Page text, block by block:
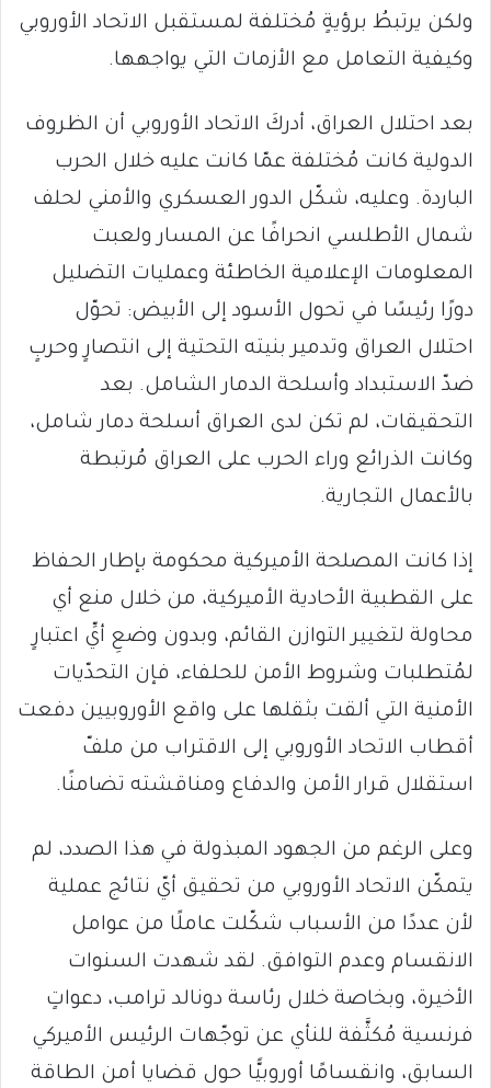
ولكن يرتبطُ برؤيةٍ مُختلفة لمستقبل الاتحاد الأوروبي
وكيفية التعامل مع الأزمات التي يواجهها.
بعد احتلال العراق، أدركَ الاتحاد الأوروبي أن الظروف
الدولية كانت مُختلفة عمّا كانت عليه خلال الحرب
الباردة. وعليه، شكّل الدور العسكري والأمني ​​لحلف
شمال الأطلسي انحرافًا عن المسار ولعبت
المعلومات الإعلامية الخاطئة وعمليات التضليل
دورًا رئيسًا في تحول الأسود إلى الأبيض: تحوّل
احتلال العراق وتدمير بنيته التحتية إلى انتصارٍ وحربٍ
ضدّ الاستبداد وأسلحة الدمار الشامل. بعد
التحقيقات، لم تكن لدى العراق أسلحة دمار شامل،
وكانت الذرائع وراء الحرب على العراق مُرتبطة
بالأعمال التجارية.
إذا كانت المصلحة الأميركية محكومة بإطار الحفاظ
على القطبية الأحادية الأميركية، من خلال منع أي
محاولة لتغيير التوازن القائم، وبدون وضعِ أيِّ اعتبارٍ
لمُتطلبات وشروط الأمن للحلفاء، فإن التحدّيات
الأمنية التي ألقت بثقلها على واقع الأوروبيين دفعت
أقطاب الاتحاد الأوروبي إلى الاقتراب من ملفّ
استقلال قرار الأمن والدفاع ومناقشته تضامنًا.
وعلى الرغم من الجهود المبذولة في هذا الصدد، لم
يتمكّن الاتحاد الأوروبي من تحقيق أيّ نتائج عملية
لأن عددًا من الأسباب شكّلت عاملًا من عوامل
الانقسام وعدم التوافق. لقد شهدت السنوات
الأخيرة، وبخاصة خلال رئاسة دونالد ترامب، دعواتٍ
فرنسية مُكثَّفة للنأي عن توجّهات الرئيس الأميركي
السابق، وانقسامًا أوروبيًّا حول قضايا أمن الطاقة